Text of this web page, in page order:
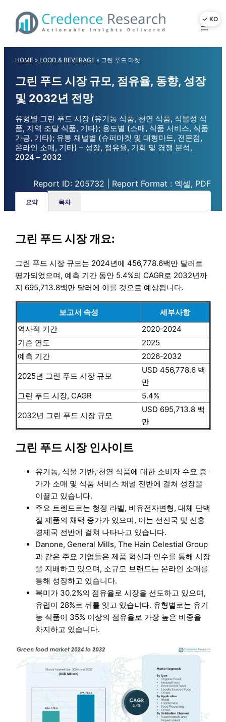
content
HOME » FOOD & BEVERAGE » 그린 푸드 마켓
그린 푸드 시장 규모, 점유율, 동향, 성장
및 2032년 전망
유형별 그린 푸드 시장 (유기농 식품, 천연 식품, 식물성 식
품, 지역 조달 식품, 기타); 용도별 (소매, 식품 서비스, 식품
가공, 기타); 유통 채널별 (슈퍼마켓 및 대형마트, 전문점,
온라인 소매, 기타) – 성장, 점유율, 기회 및 경쟁 분석,
2024 – 2032
Report ID: 205732 | Report Format : 엑셀, PDF
요약 목차
그린 푸드 시장 개요:
그린 푸드 시장 규모는 2024년에 456,778.6백만 달러로
평가되었으며, 예측 기간 동안 5.4%의 CAGR로 2032년까
지 695,713.8백만 달러에 이를 것으로 예상됩니다.
보고서 속성
세부사항
역사적 기간
2020-2024
기준 연도
2025
예측 기간
2026-2032
2025년 그린 푸드 시장 규모
USD 456,778.6 백
만
그린 푸드 시장, CAGR
5.4%
2032년 그린 푸드 시장 규모
USD 695,713.8 백
만
그린 푸드 시장 인사이트
유기농, 식물 기반, 천연 식품에 대한 소비자 수요 증
가가 소매 및 식품 서비스 채널 전반에 걸쳐 성장을
이끌고 있습니다.
주요 트렌드로는 청정 라벨, 비유전자변형, 대체 단백
질 제품의 채택 증가가 있으며, 이는 선진국 및 신흥
경제국 전반에 걸쳐 나타나고 있습니다.
Danone, General Mills, The Hain Celestial Group
과 같은 주요 기업들은 제품 혁신과 인수를 통해 시장
을 지배하고 있으며, 소규모 브랜드는 온라인 소매를
통해 성장하고 있습니다.
북미가 30.2%의 점유율로 시장을 선도하고 있으며,
유럽이 28%로 뒤를 잇고 있습니다. 유형별로는 유기
농 식품이 35% 이상의 점유율로 가장 높은 비중을
차지하고 있습니다.